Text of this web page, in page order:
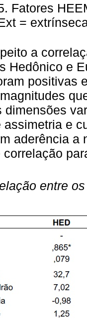
Fatores
=
a
Hedônico e
positivas
dimensões
assimetria e
aderência a
correlação
entre